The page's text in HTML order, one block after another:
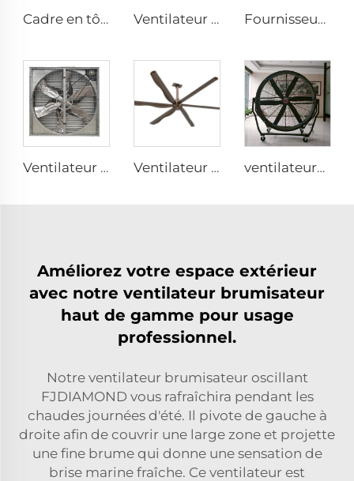
Cadre en tôle galvanisée pales en aluminium grand volume haute vitesse ventilateur rond de 950 mm pour étables Ventilateur cyclone de ventilation pour exploitation laitière ventilateur extérieur 72 pouces en acier inoxydable AC mural 6 pièces Fournisseur d'usine, ventilateurs de circulation de 72 pouces, système d'aération économique pour bâtiment à bétail, extracteurs de toit
Ventilateur d'évacuation avec ventilation pour exploitation avicole de poulets de chair Ventilateur de plafond commercial Premium Grand-Volume Faible-Vitesse HVLS en alliage d'aluminium pour restaurants et hôtels 380V tension ventilateurs industriels 2m portables direction ajustable haut et bas type ventilation entrepôt
Améliorez votre espace extérieur
avec notre ventilateur brumisateur
haut de gamme pour usage
professionnel.
Notre ventilateur brumisateur oscillant
FJDIAMOND vous rafraîchira pendant les
chaudes journées d'été. Il pivote de gauche à
droite afin de couvrir une large zone et projette
une fine brume qui donne une sensation de
brise marine fraîche. Ce ventilateur est